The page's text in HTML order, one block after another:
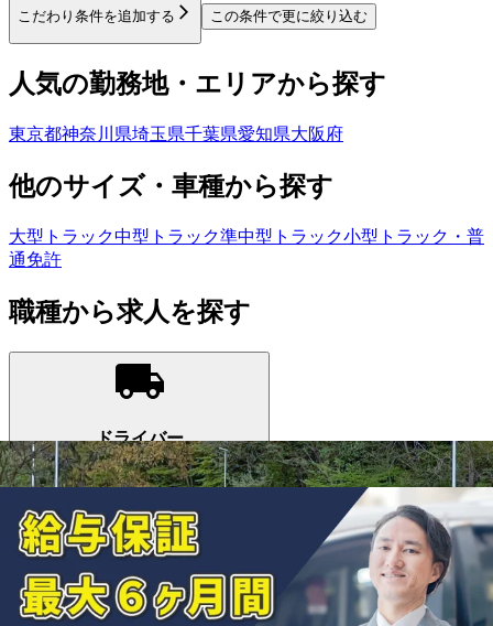
こだわり条件を追加する この条件で更に絞り込む
人気の勤務地・エリアから探す
東京都神奈川県埼玉県千葉県愛知県大阪府
他のサイズ・車種から探す
大型トラック中型トラック準中型トラック小型トラック・普
通免許
職種から求人を探す
ドライバー
トラック運転手・タクシー運転手など
フォークリフト・倉庫